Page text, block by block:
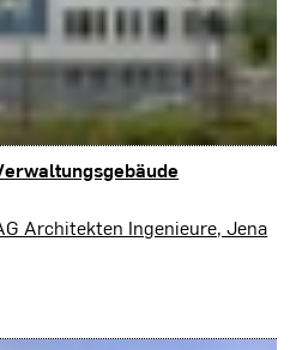
Architekten Ingenieure, Jena